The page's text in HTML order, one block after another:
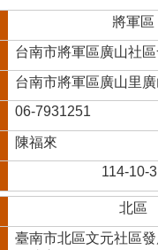
將軍區
台南市將軍區廣山社
台南市將軍區廣山里
06-7931251
陳福來
114-10-
北區
臺南市北區文元社區